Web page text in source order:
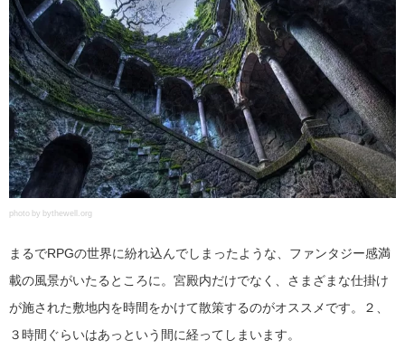
photo by bythewell.org
まるでRPGの世界に紛れ込んでしまったような、ファンタジー感満
載の風景がいたるところに。宮殿内だけでなく、さまざまな仕掛け
が施された敷地内を時間をかけて散策するのがオススメです。２、
３時間ぐらいはあっという間に経ってしまいます。